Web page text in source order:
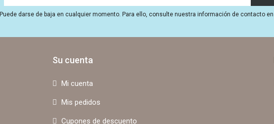
Puede darse de baja en cualquier momento. Para ello, consulte nuestra información de contacto
Su cuenta
Mi cuenta
Mis pedidos
Cupones de descuento